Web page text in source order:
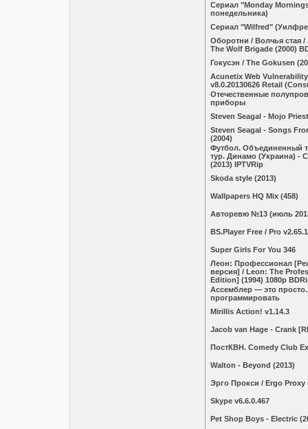
Сериал "Monday
понедельника)
Сериал "Wilfred"
Оборотни / Волчья стая
The Wolf Brigade (2000)
Гокусэн / The Gokusen
Acunetix Web
v8.0.20130626 Retail
Отечественные
приборы
Steven Seagal - Mojo
Steven Seagal - Songs
(2004)
Футбол. Объединенный
тур. Динамо (Украина) -
(2013) IPTVRip
Skoda style (2013)
Wallpapers HQ Mix (458)
Авторевю №13 (июль
BS.Player Free / Pro
Super Girls For You 346
Леон: Профессионал
версия] / Leon: The
Edition] (1994) 1080p
Ассемблер — это
программировать
Mirillis Action! v1.14.3
Jacob van Hage - Crank
ПостКВН. Comedy Club
Walton - Beyond (2013)
Эрго Прокси / Ergo Proxy
Skype v6.6.0.467
Pet Shop Boys - Electric